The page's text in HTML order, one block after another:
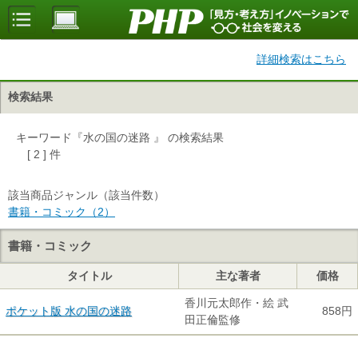
詳細検索はこちら
検索結果
キーワード『水の国の迷路 』 の検索結果
[ 2 ] 件
該当商品ジャンル（該当件数）
書籍・コミック（2）
書籍・コミック
タイトル 主な著者 価格
ポケット版 水の国の迷路
香川元太郎作・絵 武
田正倫監修
858円